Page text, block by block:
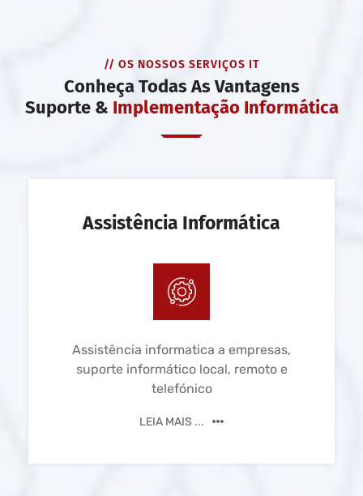
// OS NOSSOS SERVIÇOS IT
Conheça Todas As Vantagens
Suporte & Implementação Informática
Assistência Informática
Assistência informatica a empresas,
suporte informático local, remoto e
telefónico
LEIA MAIS ...